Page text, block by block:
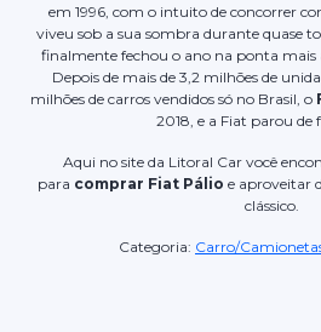
em 1996, com o intuito de concorrer
viveu sob a sua sombra durante quase
finalmente fechou o ano na ponta mais
Depois de mais de 3,2 milhões de
milhões de carros vendidos só no Brasil, o
2018, e a Fiat parou de
Aqui no site da Litoral Car você
para comprar Fiat Pálio e aproveitar
clássico.
Categoria: Carro/